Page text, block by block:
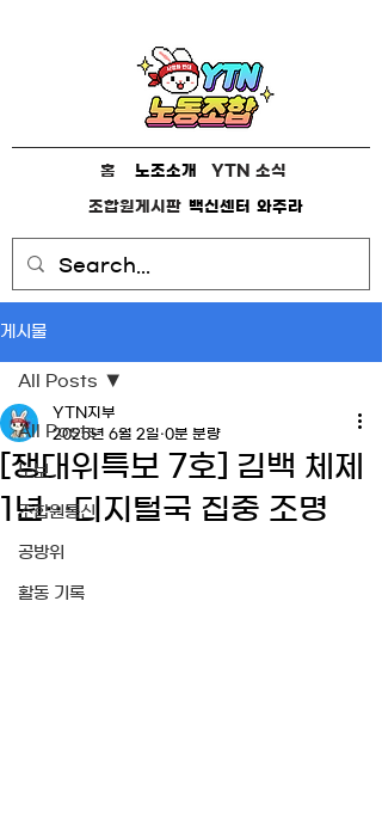
홈 YTN 소식
조합원게시판 와주라
백신센터
노조소개
게시물
All Posts
노보
조합원통신
공방위
활동 기록
All Posts
[쟁대위특보 7호] 김백 체제
1년…디지털국 집중 조명
YTN지부
2025년 6월 2일 0분 분량